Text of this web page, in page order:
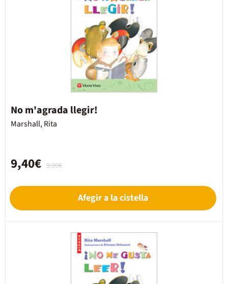
No m'agrada llegir!
Marshall, Rita
9,90€
9,40€
Afegir a la cistella